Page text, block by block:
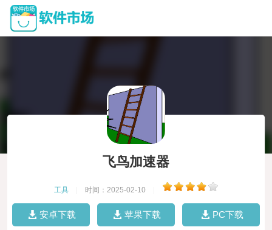
飞鸟加速器
工具 时间：2025-02-10
安卓下载 苹果下载 PC下载